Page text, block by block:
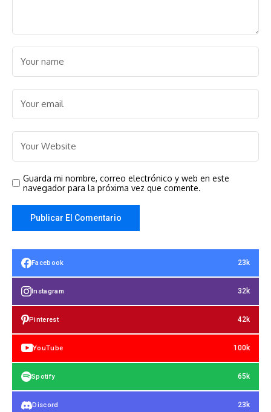
Guarda mi nombre, correo electrónico y web en este
navegador para la próxima vez que comente.
Facebook 23k
Instagram 32k
Pinterest 42k
YouTube 100k
Spotify 65k
Discord 23k